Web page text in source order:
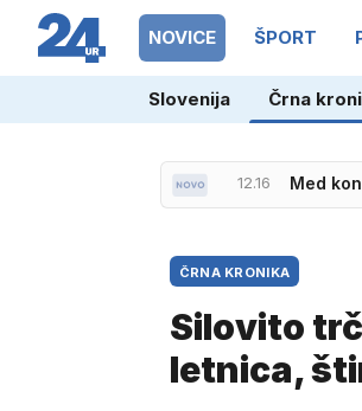
NOVICE ŠPORT
Slovenija Črna
12.16 Med
ČRNA KRONIKA
Silovito
letnica,